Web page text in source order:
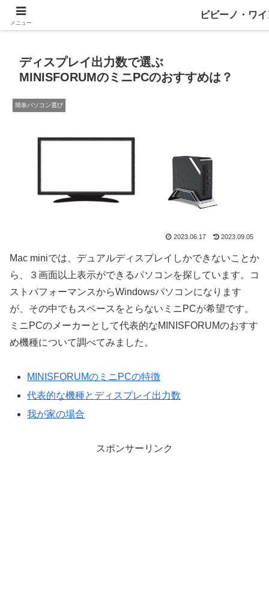
ディスプレイ出力数で選ぶ
MINISFORUMのミニPCのおすすめは？
簡単パソコン選び
2023.06.17 2023.09.05
Mac miniでは、デュアルディスプレイしかできないことか
ら、３画面以上表示ができるパソコンを探しています。コ
ストパフォーマンスからWindowsパソコンになります
が、その中でもスペースをとらないミニPCが希望です。
ミニPCのメーカーとして代表的なMINISFORUMのおすす
め機種について調べてみました。
MINISFORUMのミニPCの特徴
代表的な機種とディスプレイ出力数
我が家の場合
スポンサーリンク
メニュー
ビビーノ・ワ